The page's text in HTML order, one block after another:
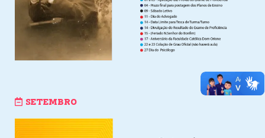
SETEMBRO